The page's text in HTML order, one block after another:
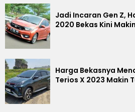
Jadi Incaran Gen Z,
2020 Bekas Kini
Harga Bekasnya
Terios X 2023 Makin